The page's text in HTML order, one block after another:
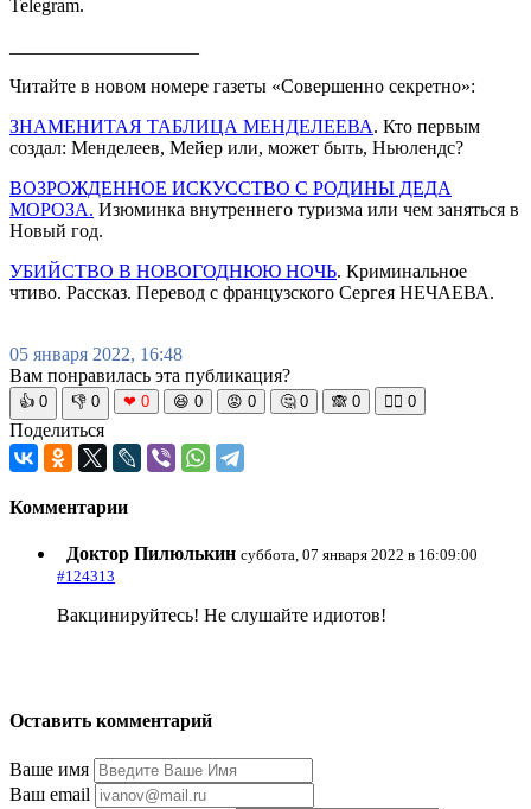
Теlеgram.
Читайте в новом номере газеты «Совершенно секретно»:
ЗНАМЕНИТАЯ ТАБЛИЦА МЕНДЕЛЕЕВА. Кто первым
создал: Менделеев, Мейер или, может быть, Ньюлендс?
ВОЗРОЖДЕННОЕ ИСКУССТВО С РОДИНЫ ДЕДА
МОРОЗА. Изюминка внутреннего туризма или чем заняться в
Новый год.
УБИЙСТВО В НОВОГОДНЮЮ НОЧЬ. Криминальное
чтиво. Рассказ. Перевод с французского Сергея НЕЧАЕВА.
05 января 2022, 16:48
Вам понравилась эта публикация?
👍 0 👎 0 ❤ 0 😆 0 😡 0 🤔 0 🙈 0 🧘‍♀️ 0
Поделиться
Комментарии
Доктор Пилюлькин суббота, 07 января 2022 в 16:09:00
#124313
Вакцинируйтесь! Не слушайте идиотов!
Оставить комментарий
Ваше имя
Ваш email